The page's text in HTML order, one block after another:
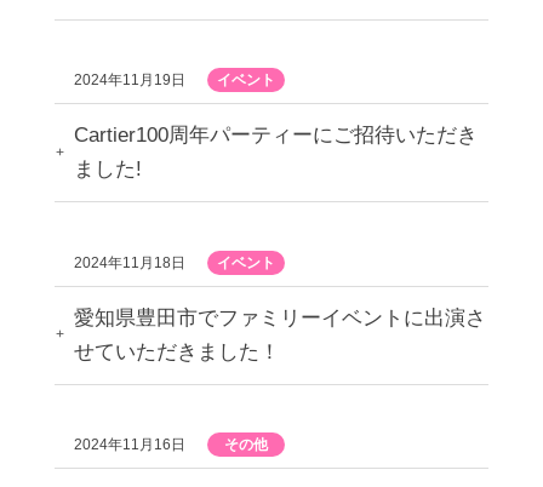
2024年11月19日 イベント
Cartier100周年パーティーにご招待いただき
ました!
2024年11月18日 イベント
愛知県豊田市でファミリーイベントに出演さ
せていただきました！
2024年11月16日 その他